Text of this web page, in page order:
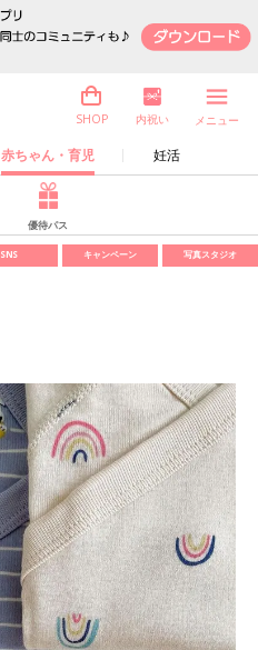
赤ちゃん・育児 妊活
SHOP 内祝い メニュー
優待パス
SNS キャンペーン 写真スタジオ